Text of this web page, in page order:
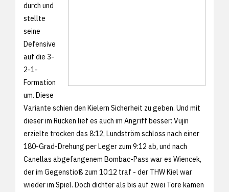
durch und
stellte
seine
Defensive
auf die 3-
2-1-
Formation
um. Diese
Variante schien den Kielern Sicherheit zu geben. Und mit
dieser im Rücken lief es auch im Angriff besser: Vujin
erzielte trocken das 8:12, Lundström schloss nach einer
180-Grad-Drehung per Leger zum 9:12 ab, und nach
Canellas abgefangenem Bombac-Pass war es Wiencek,
der im Gegenstioß zum 10:12 traf - der THW Kiel war
wieder im Spiel. Doch dichter als bis auf zwei Tore kamen